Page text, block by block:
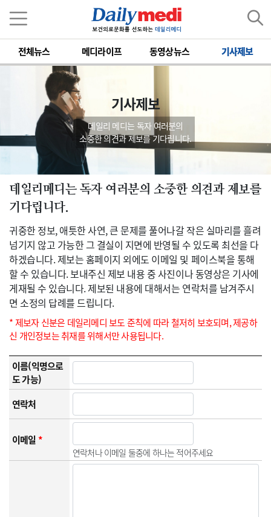
전체뉴스 메디라이프 동영상뉴스 기사제보
기사제보
데일리 메디는 독자 여러분의
소중한 의견과 제보를 기다립니다.
데일리메디는 독자 여러분의 소중한 의견과 제보를
기다립니다.
귀중한 정보, 애틋한 사연, 큰 문제를 풀어나갈 작은 실마리를 흘려
넘기지 않고 가능한 그 결실이 지면에 반영될 수 있도록 최선을 다
하겠습니다. 제보는 홈페이지 외에도 이메일 및 페이스북을 통해
할 수 있습니다. 보내주신 제보 내용 중 사진이나 동영상은 기사에
게재될 수 있습니다. 제보된 내용에 대해서는 연락처를 남겨주시
면 소정의 답례를 드립니다.
* 제보자 신분은 데일리메디 보도 준칙에 따라 철저히 보호되며, 제공하
신 개인정보는 취재를 위해서만 사용됩니다.
이름(익명으로
도 가능)
연락처
이메일*
연락처나 이메일 둘중에 하나는 적어주세요